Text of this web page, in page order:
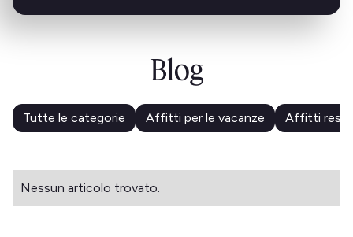
Blog
Tutte le categorie Affitti per le vacanze Affitti
Nessun articolo trovato.